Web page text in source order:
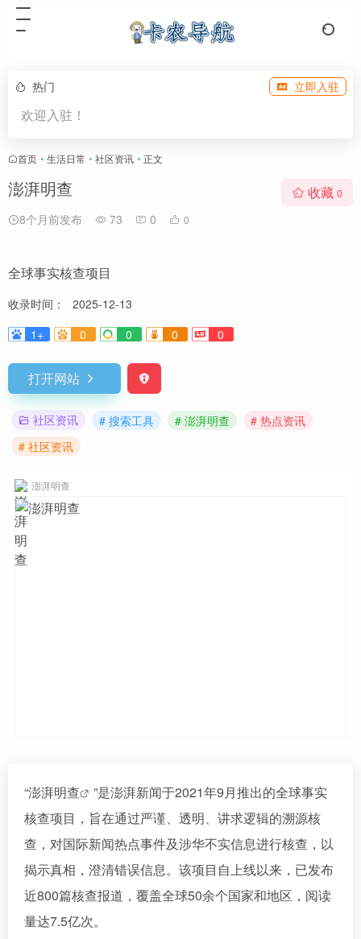
热门 立即入驻
欢迎入驻！
首页 • 生活日常 • 社区资讯 • 正文
澎湃明查
8个月前发布 73 0 0
收藏 0
全球事实核查项目
收录时间：
2025-12-13
1+
0 0 0 0
打开网站
社区资讯 # 搜索工具 # 澎湃明查
# 热点资讯
# 社区资讯
澎湃明查
“澎湃明查
”是澎湃新闻于2021年9月推出的全球事实
核查项目，旨在通过严谨、透明、讲求逻辑的溯源核
查，对国际新闻热点事件及涉华不实信息进行核查，以
揭示真相，澄清错误信息。该项目自上线以来，已发布
近800篇核查报道，覆盖全球50余个国家和地区，阅读
量达7.5亿次。